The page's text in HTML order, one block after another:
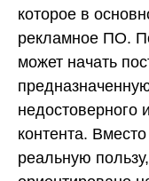
которое в
рекламное ПО.
может начать
недостоверного
контента.
реальную